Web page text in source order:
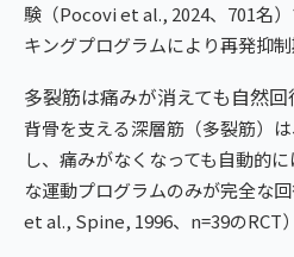
験（Pocovi et al., 2024、701名
キングプログラムにより再発抑制
多裂筋は痛みが消えても自然
背骨を支える深層筋（多裂筋）
し、痛みがなくなっても自動的
な運動プログラムのみが完全な
et al., Spine, 1996、n=39のRCT